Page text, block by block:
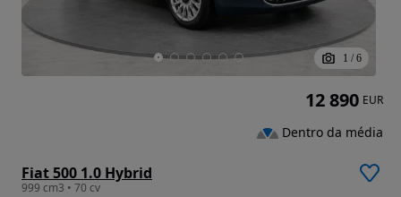
1 / 6
Fiat 500 1.0 Hybrid
999 cm3 • 70 cv
12 890 EUR
Dentro da média